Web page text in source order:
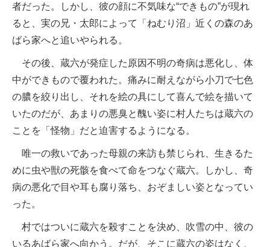
者だった。しかし、彼の顔に不気味な“できもの”が現れ
ると、実の兄・太郎によって「ねむり沼」近くの森のあ
ばら家へと追いやられる。
その後、蔵六が発症した原因不明の奇病は悪化し、体
中ができもので覆われた。痛みに耐えながら小刀で七色
の膿を絞り出し、それを絵の具にして喜んで絵を描いて
いたのだが、あまりの悪臭と醜い姿に村人たちは蔵六の
ことを「怪物」だと迫害するようになる。
唯一の救いであった母親の来訪も禁じられ、生きるた
めに虫や獣の死骸を食べて命をつなぐ蔵六。しかし、奇
病の悪化で目や耳も腐り落ち、おぞましい姿となってい
った。
村ではついに蔵六を殺すことを決め、吹雪の中、彼の
いるあばら家へ向かう。だが、そこに蔵六の姿はなく、